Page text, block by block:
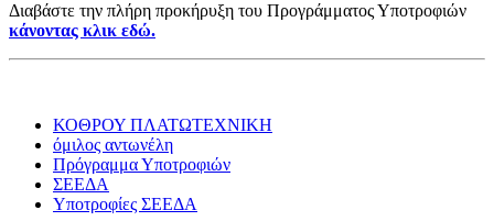
Διαβάστε την πλήρη προκήρυξη του Προγράμματος Υποτροφιών
κάνοντας κλικ εδώ.
ΚΟΘΡΟΥ ΠΛΑΤΩΤΕΧΝΙΚΗ
όμιλος αντωνέλη
Πρόγραμμα Υποτροφιών
ΣΕΕΔΑ
Υποτροφίες ΣΕΕΔΑ